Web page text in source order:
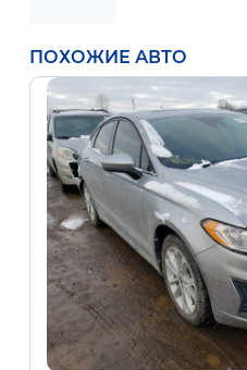
ПОХОЖИЕ АВТО